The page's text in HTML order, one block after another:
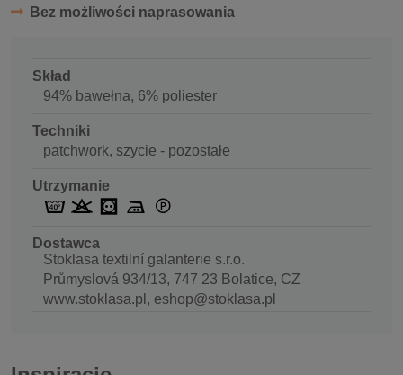
Bez możliwości naprasowania
Skład
94% bawełna, 6% poliester
Techniki
patchwork, szycie - pozostałe
Utrzymanie
Dostawca
Stoklasa textilní galanterie s.r.o.
Průmyslová 934/13, 747 23 Bolatice, CZ
www.stoklasa.pl, eshop@stoklasa.pl